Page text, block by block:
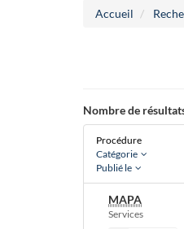
Accueil
Nombre de
Procédure
Catégorie
Publié le
MAPA
Services